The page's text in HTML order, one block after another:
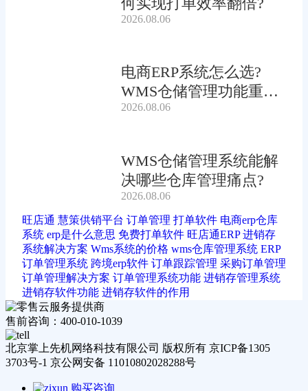
2026.08.06
电商ERP系统怎么选?
WMS仓储管理功能重要
吗?
2026.08.06
WMS仓储管理系统能解
决哪些仓库管理痛点?
2026.08.06
旺店通 慧策供销平台 订单管理 打单软件 电商erp仓库
系统 erp是什么意思 免费打单软件 旺店通ERP 进销存
系统解决方案 Wms系统的价格 wms仓库管理系统 ERP
订单管理系统 跨境erp软件 订单跟踪管理 采购订单管理
订单管理解决方案 订单管理系统功能 进销存管理系统
进销存软件功能 进销存软件的作用
售前咨询：400-010-1039
北京掌上先机网络科技有限公司 版权所有 京ICP备1305
3703号-1 京公网安备 11010802028288号
购买咨询